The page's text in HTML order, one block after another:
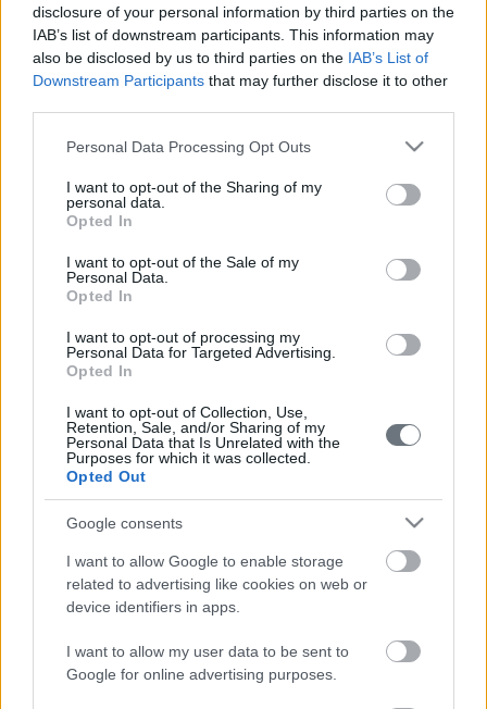
disclosure of your personal information by third parties on the
IAB’s list of downstream participants. This information may
also be disclosed by us to third parties on the IAB’s List of
Downstream Participants that may further disclose it to other
Please note that this website/app uses one or more Google
not limited to your visit or usage behaviour. You may click to
grant or deny consent to Google and its third-party tags to
use your data for below specified purposes in below Google
consent section.
Personal Data Processing Opt Outs
I want to opt-out of the Sharing of my
personal data.
Opted In
I want to opt-out of the Sale of my
Personal Data.
Opted In
I want to opt-out of processing my
Personal Data for Targeted Advertising.
Opted In
I want to opt-out of Collection, Use,
Retention, Sale, and/or Sharing of my
Personal Data that Is Unrelated with the
Purposes for which it was collected.
Opted Out
Google consents
I want to allow Google to enable storage
related to advertising like cookies on web or
device identifiers in apps.
I want to allow my user data to be sent to
Google for online advertising purposes.
Επικοινωνήστε μαζί μας στο 210-5561356 για να σας
εξυπηρετήσουμε.
Φωτογραφίες